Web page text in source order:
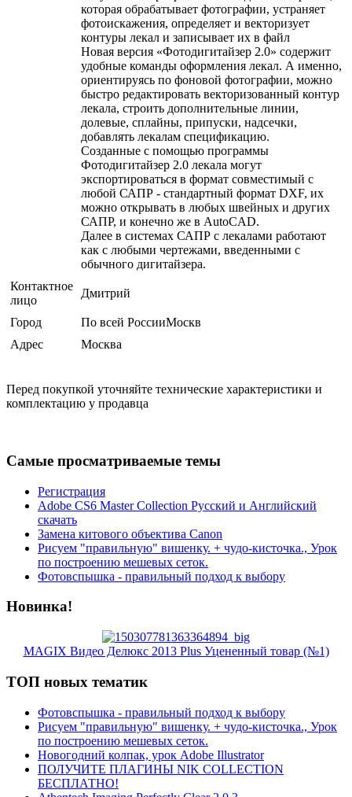
которая обрабатывает фотографии, устраняет
фотоискажения, определяет и векторизует
контуры лекал и записывает их в файл
Новая версия «Фотодигитайзер 2.0» содержит
удобные команды оформления лекал. А именно,
ориентируясь по фоновой фотографии, можно
быстро редактировать векторизованный контур
лекала, строить дополнительные линии,
долевые, сплайны, припуски, надсечки,
добавлять лекалам спецификацию.
Созданные с помощью программы
Фотодигитайзер 2.0 лекала могут
экспортироваться в формат совместимый с
любой САПР - стандартный формат DXF, их
можно открывать в любых швейных и других
САПР, и конечно же в AutoCAD.
Далее в системах САПР с лекалами работают
как с любыми чертежами, введенными с
обычного дигитайзера.
Контактное
лицо
Дмитрий
Город
По всей РоссииМоскв
Адрес
Москва
Перед покупкой уточняйте технические характеристики и
комплектацию у продавца
Самые просматриваемые темы
Регистрация
Adobe CS6 Master Collection Русский и Английский
скачать
Замена китового объектива Canon
Рисуем "правильную" вишенку. + чудо-кисточка., Урок
по построению мешевых сеток.
Фотовспышка - правильный подход к выбору
Новинка!
MAGIX Видео Делюкс 2013 Plus Уцененный товар (№1)
ТОП новых тематик
Фотовспышка - правильный подход к выбору
Рисуем "правильную" вишенку. + чудо-кисточка., Урок
по построению мешевых сеток.
Новогодний колпак, урок Adobe Illustrator
ПОЛУЧИТЕ ПЛАГИНЫ NIK COLLECTION
БЕСПЛАТНО!